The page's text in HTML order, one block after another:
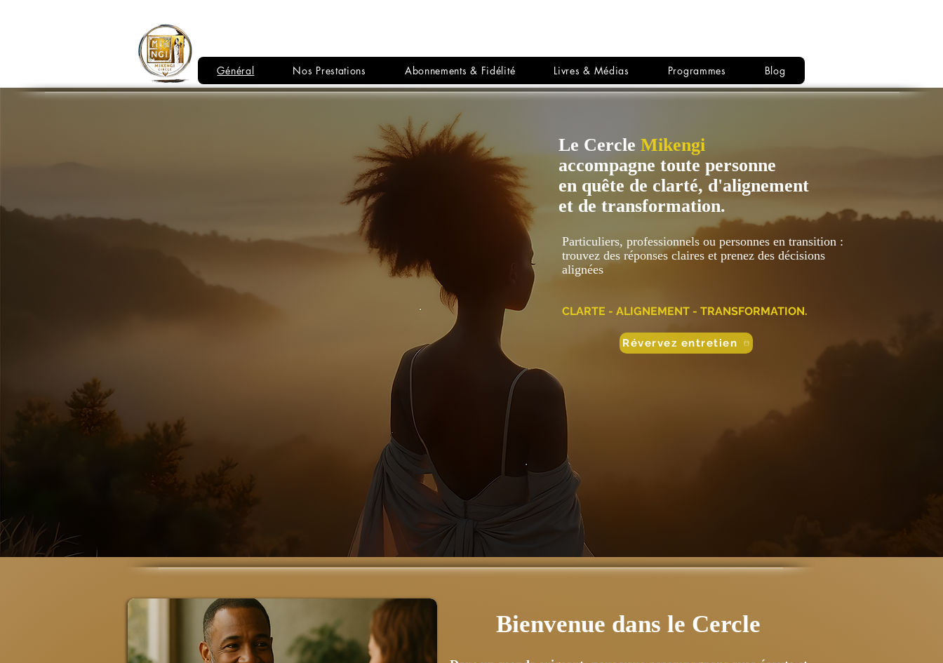
Général Nos Prestations Abonnements & Fidélité Livres & Médias Programmes Blog
Le Cercle Mikengi
accompagne toute personne
en quête de clarté, d'alignement
et de transformation.
Particuliers, professionnels ou personnes en transition :
trouvez des réponses claires et prenez des décisions
alignées
CLARTE - ALIGNEMENT - TRANSFORMATION.
Révervez entretien
Bienvenue dans le Cercle